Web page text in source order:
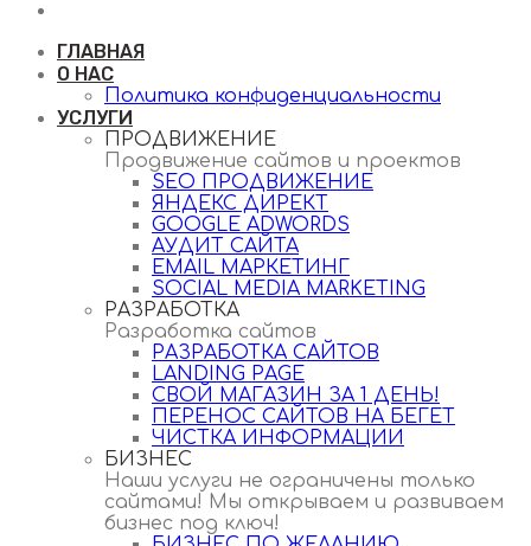
ГЛАВНАЯ
О НАС
Политика конфиденциальности
УСЛУГИ
ПРОДВИЖЕНИЕ
Продвижение сайтов и проектов
SEO ПРОДВИЖЕНИЕ
ЯНДЕКС ДИРЕКТ
GOOGLE ADWORDS
АУДИТ САЙТА
EMAIL МАРКЕТИНГ
SOCIAL MEDIA MARKETING
РАЗРАБОТКА
Разработка сайтов
РАЗРАБОТКА САЙТОВ
LANDING PAGE
СВОЙ МАГАЗИН ЗА 1 ДЕНЬ!
ПЕРЕНОС САЙТОВ НА БЕГЕТ
ЧИСТКА ИНФОРМАЦИИ
БИЗНЕС
Наши услуги не ограничены только
сайтами! Мы открываем и развиваем
бизнес под ключ!